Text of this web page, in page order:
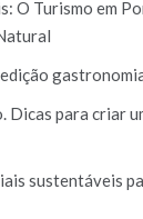
O Turismo em
Dicas para criar
sustentáveis